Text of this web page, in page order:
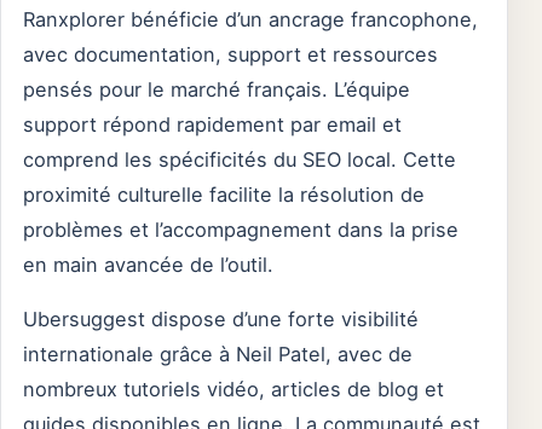
Ranxplorer bénéficie d’un ancrage francophone,
avec documentation, support et ressources
pensés pour le marché français. L’équipe
support répond rapidement par email et
comprend les spécificités du SEO local. Cette
proximité culturelle facilite la résolution de
problèmes et l’accompagnement dans la prise
en main avancée de l’outil.
Ubersuggest dispose d’une forte visibilité
internationale grâce à Neil Patel, avec de
nombreux tutoriels vidéo, articles de blog et